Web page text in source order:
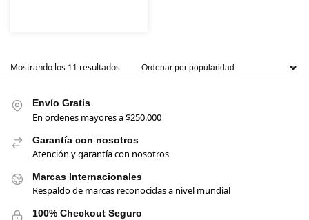
Mostrando los 11 resultados
Envío Gratis
En ordenes mayores a $250.000
Garantía con nosotros
Atención y garantía con nosotros
Marcas Internacionales
Respaldo de marcas reconocidas a nivel mundial
100% Checkout Seguro